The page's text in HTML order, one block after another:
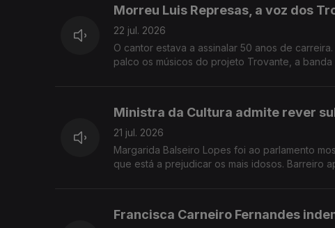
Morreu Luis Represas, a voz dos
22 jul. 2026
O cantor estava a assinalar 50 anos de
palco os músicos do projeto Trovante, a
Ministra da Cultura admite rever
21 jul. 2026
Margarida Balseiro Lopes foi ao parlamento
que está a prejudicar os mais idosos. Barreiro
Francisca Carneiro Fernandes